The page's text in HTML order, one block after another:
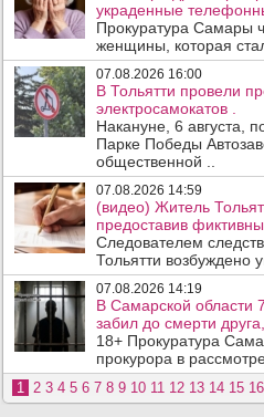
украденные
Прокуратура Самары
женщины, которая
07.08.2026 16:00
В Тольятти провели
электросамокатов .
Накануне, 6 августа,
Парке Победы
общественной ..
07.08.2026 14:59
(видео) Житель
предоставив
Следователем
Тольятти возбуждено
07.08.2026 14:19
В Самарской области
забил до смерти
18+ Прокуратура
прокурора в
1 2 3 4 5 6 7 8 9 10 11 12 13 14 15 16